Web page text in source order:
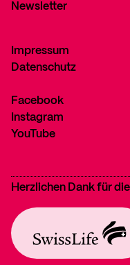
Newsletter
Impressum
Datenschutz
Facebook
Instagram
YouTube
Herzlichen Dank für